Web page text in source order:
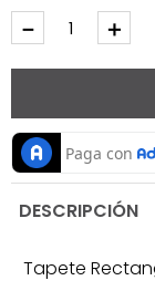
＋
－
DESCRIPCIÓN
Tapete